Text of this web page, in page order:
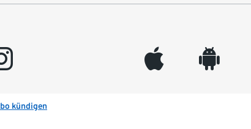
appleinc android
kündigen